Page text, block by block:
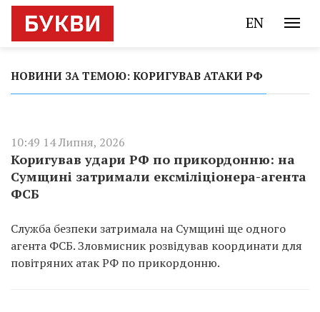
EN
НОВИНИ ЗА ТЕМОЮ: КОРИГУВАВ АТАКИ РФ
10:49 14 Липня, 2026
Коригував удари РФ по прикордонню: на
Сумщині затримали ексміліціонера-агента
ФСБ
Служба безпеки затримала на Сумщині ще одного
агента ФСБ. Зловмисник розвідував координати для
повітряних атак РФ по прикордонню.